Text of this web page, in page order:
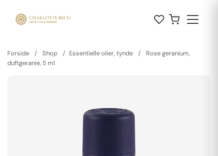
Forside / Shop / Essentielle olier, tynde /
Rose geranium,
duftgeranie, 5 ml